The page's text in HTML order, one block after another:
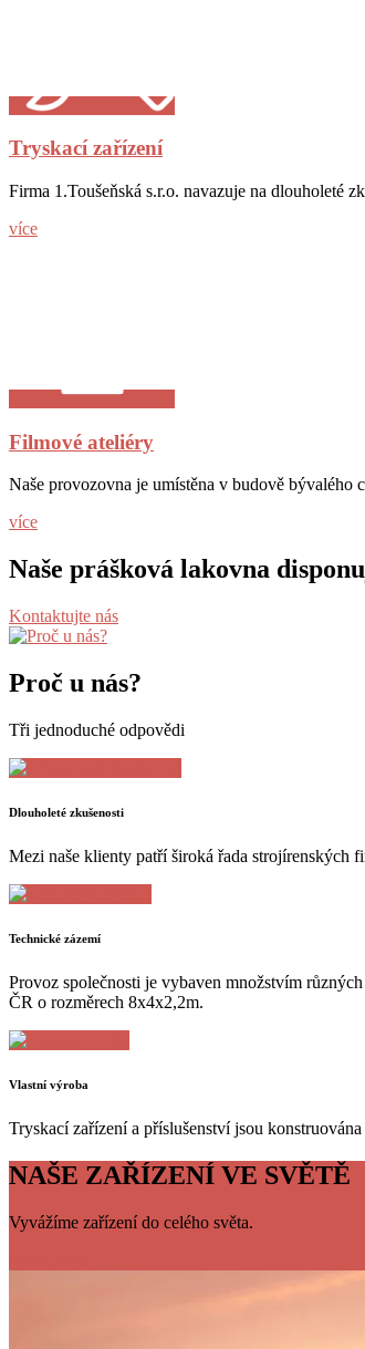
Tryskací zařízení
Firma 1.Toušeňská s.r.o. navazuje na dlouholeté
více
Filmové ateliéry
Naše provozovna je umístěna v budově bývalého
více
Naše prášková lakovna
Kontaktujte nás
Proč u nás?
Tři jednoduché odpovědi
Dlouholeté zkušenosti
Mezi naše klienty patří široká řada strojírenských
Technické zázemí
Provoz společnosti je vybaven množstvím
ČR o rozměrech 8x4x2,2m.
Vlastní výroba
Tryskací zařízení a příslušenství jsou
NAŠE ZAŘÍZENÍ VE SVĚTĚ
Vyvážíme zařízení do celého světa.